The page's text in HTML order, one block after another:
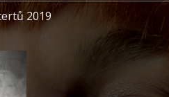
2019